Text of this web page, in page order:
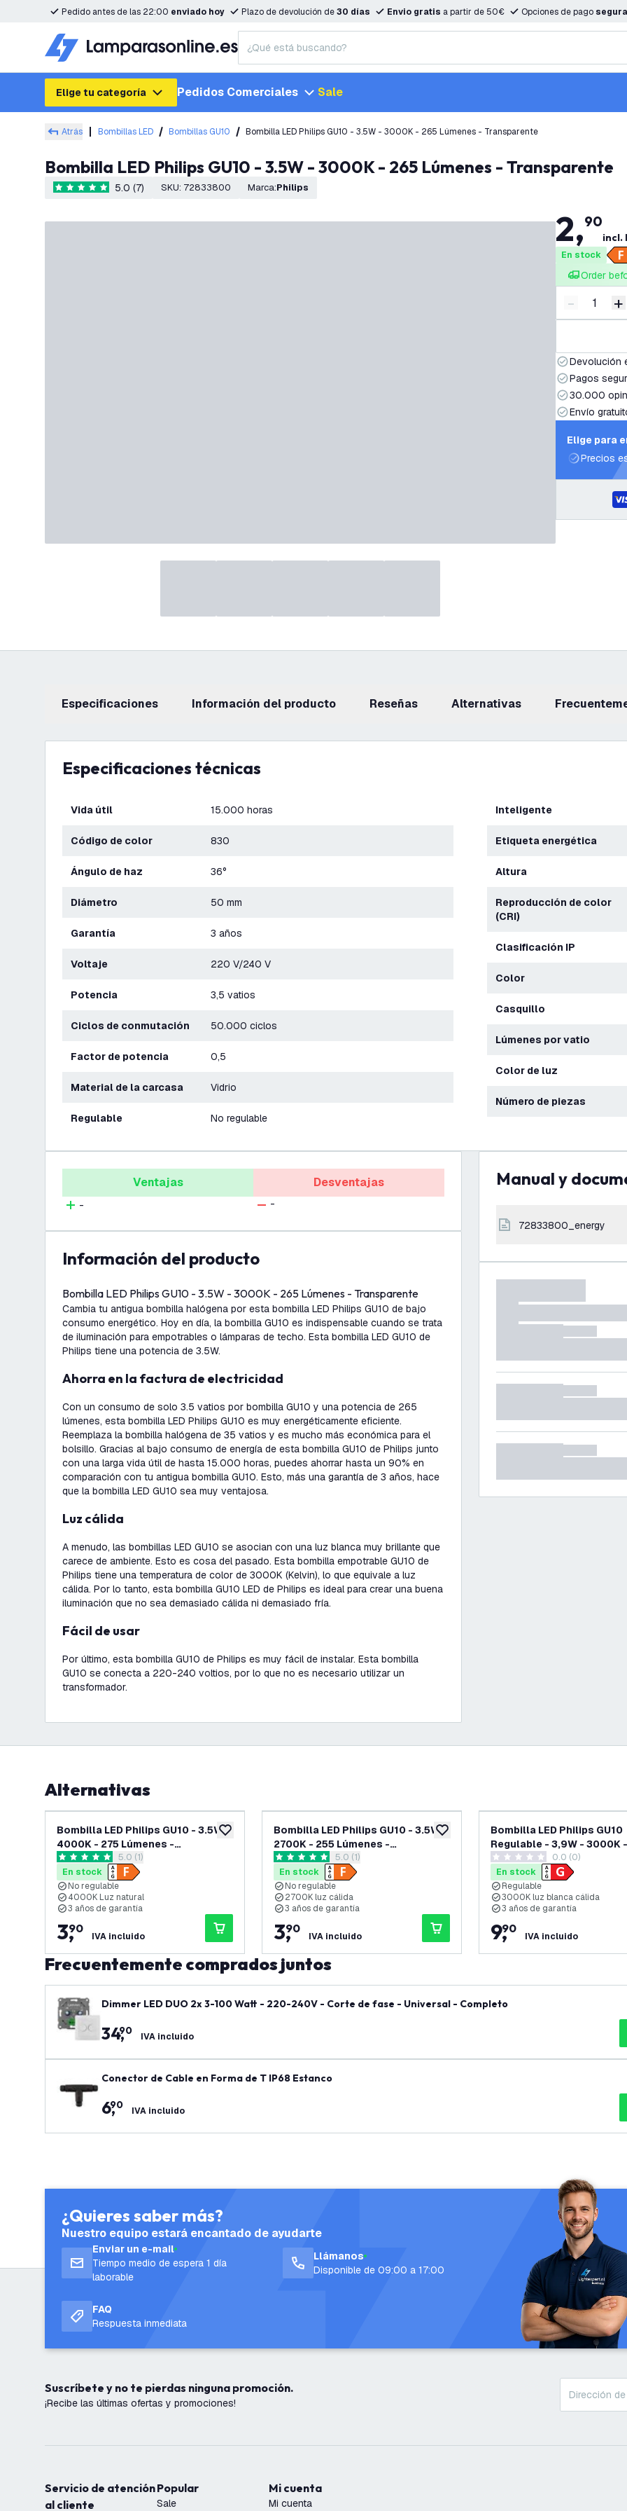
Pedido antes de las 22:00 enviado hoy Plazo de devolución de30 días Envio gratis a partir de 50€ Opciones de pago
Elige tu categoría Pedidos Comerciales Sale
Atrás Bombillas LED Bombillas GU10 Bombilla LED Philips GU10 - 3.5W - 3000K - 265 Lúmenes - Transparente
Bombilla LED Philips GU10 - 3.5W - 3000K - 265 Lúmenes - Transparente
5 estrellas de puntuación
5.0 (7) SKU: 72833800 Marca: Philips
2,90
incl.
En stock
Order
Disminuir
- +
Devolución
Pagos
30.000
Envío
Elige para
Precios
Especificaciones información del producto reseñas Alternativas
Especificaciones técnicas
Vida útil 15.000 horas
Código de color 830
Ángulo de haz 36°
Diámetro 50 mm
Garantía 3 años
Voltaje 220 V/240 V
Potencia 3,5 vatios
Ciclos de conmutación 50.000 ciclos
Factor de potencia 0,5
Material de la carcasa Vidrio
Regulable No regulable
Inteligente
Etiqueta energética
Altura
Reproducción de color
(CRI)
Clasificación IP
Color
Casquillo
Lúmenes por vatio
Color de luz
Número de piezas
Ventajas
-
Desventajas
-
información del producto
Bombilla LED Philips GU10 - 3.5W - 3000K - 265 Lúmenes - Transparente
Cambia tu antigua bombilla halógena por esta bombilla LED Philips GU10 de bajo
consumo energético. Hoy en día, la bombilla GU10 es indispensable cuando se trata
de iluminación para empotrables o lámparas de techo. Esta bombilla LED GU10 de
Philips tiene una potencia de 3.5W.
Ahorra en la factura de electricidad
Con un consumo de solo 3.5 vatios por bombilla GU10 y una potencia de 265
lúmenes, esta bombilla LED Philips GU10 es muy energéticamente eficiente.
Reemplaza la bombilla halógena de 35 vatios y es mucho más económica para el
bolsillo. Gracias al bajo consumo de energía de esta bombilla GU10 de Philips junto
con una larga vida útil de hasta 15.000 horas, puedes ahorrar hasta un 90% en
comparación con tu antigua bombilla GU10. Esto, más una garantía de 3 años, hace
que la bombilla LED GU10 sea muy ventajosa.
Luz cálida
A menudo, las bombillas LED GU10 se asocian con una luz blanca muy brillante que
carece de ambiente. Esto es cosa del pasado. Esta bombilla empotrable GU10 de
Philips tiene una temperatura de color de 3000K (Kelvin), lo que equivale a luz
cálida. Por lo tanto, esta bombilla GU10 LED de Philips es ideal para crear una buena
iluminación que no sea demasiado cálida ni demasiado fría.
Fácil de usar
Por último, esta bombilla GU10 de Philips es muy fácil de instalar. Esta bombilla
GU10 se conecta a 220-240 voltios, por lo que no es necesario utilizar un
transformador.
Manual y
72833800_energy
Alternativas
añadir a lista de deseos
Bombilla LED Philips GU10 - 3.5W -
4000K - 275 Lúmenes -
Transparenteabrir el panel de reseñas
5 estrellas de puntuación
5.0 (1)
En stock
No regulable
4000K Luz natural
3 años de garantía
3,
90
IVA incluido
añadir a lista de deseos
Bombilla LED Philips GU10 - 3.5W -
2700K - 255 Lúmenes -
Transparenteabrir el panel de reseñas
5 estrellas de puntuación
5.0 (1)
En stock
No regulable
2700K luz cálida
3 años de garantía
3,
90
IVA incluido
Bombilla LED Philips GU10
Regulable - 3,9W - 3000K
Lúmenes - Transparente
0 estrellas de puntuación
0.0 (0)
En stock
Regulable
3000K luz blanca cálida
3 años de garantía
9,
90
IVA incluido
Frecuentemente comprados juntos
Dimmer LED DUO 2x 3-100 Watt - 220-240V - Corte de fase - Universal - Completo
34,
90 IVA incluido
Conector de Cable en Forma de T IP68 Estanco
6,
90 IVA incluido
¿Quieres saber más?
Nuestro equipo estará encantado de ayudarte
Enviar un e-mail
Tiempo medio de espera 1 día
laborable
Llámanos
Disponible de 09:00 a 17:00
FAQ
Respuesta inmediata
Suscríbete y no te pierdas ninguna promoción.
¡Recibe las últimas ofertas y promociones!
Servicio de atención
al cliente
Popular
Sale
Mi cuenta
Mi cuenta